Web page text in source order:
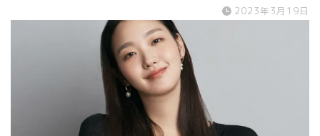
2023年3月19日